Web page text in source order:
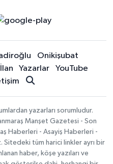
Onikişubat
Yazarlar
YouTube
yazarları sorumludur.
Manşet Gazetesi - Son
Haberleri - Asayiş Haberleri -
Sitedeki tüm harici linkler ayrı bir
haber, köşe yazıları ve